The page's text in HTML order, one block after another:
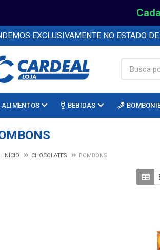
EXCLUSIVAMENTE NO ESTADO
ALIMENTOS BEBIDAS
INÍCIO CHOCOLATES BOMBONS